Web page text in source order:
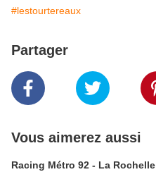
#lestourtereaux
Partager
Vous aimerez aussi
Racing Métro 92 - La Rochelle